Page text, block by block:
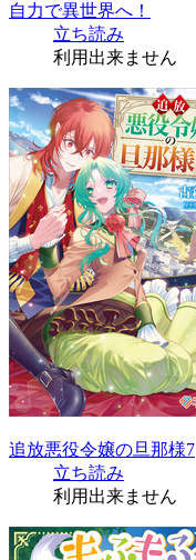
自力で異世界へ！
立ち読み
利用出来ません
追放悪役令嬢の旦那様7
立ち読み
利用出来ません